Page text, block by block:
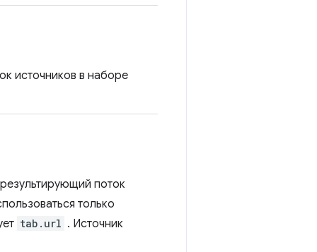
источников в наборе
поток
только
tab.url . Источник